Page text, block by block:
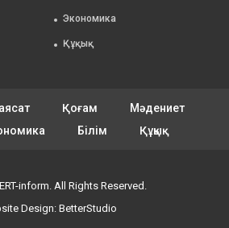
Экономика
Құқық
Қоғам
Мәдениет
Білім Құқық
inform. All Rights Reserved.
Design: BetterStudio